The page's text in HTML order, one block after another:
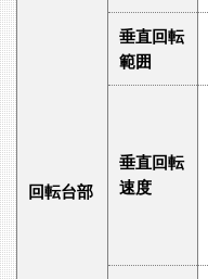
回転台部
垂直回転
範囲
垂直回転
速度